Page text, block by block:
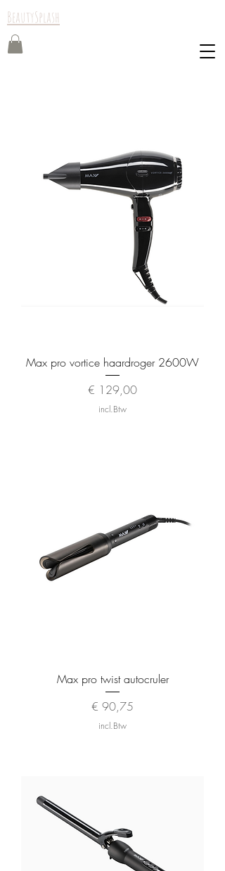
BeautySplash
Max pro vortice haardroger 2600W
Prijs
€ 129,00
incl.Btw
Max pro twist autocruler
Prijs
€ 90,75
incl.Btw